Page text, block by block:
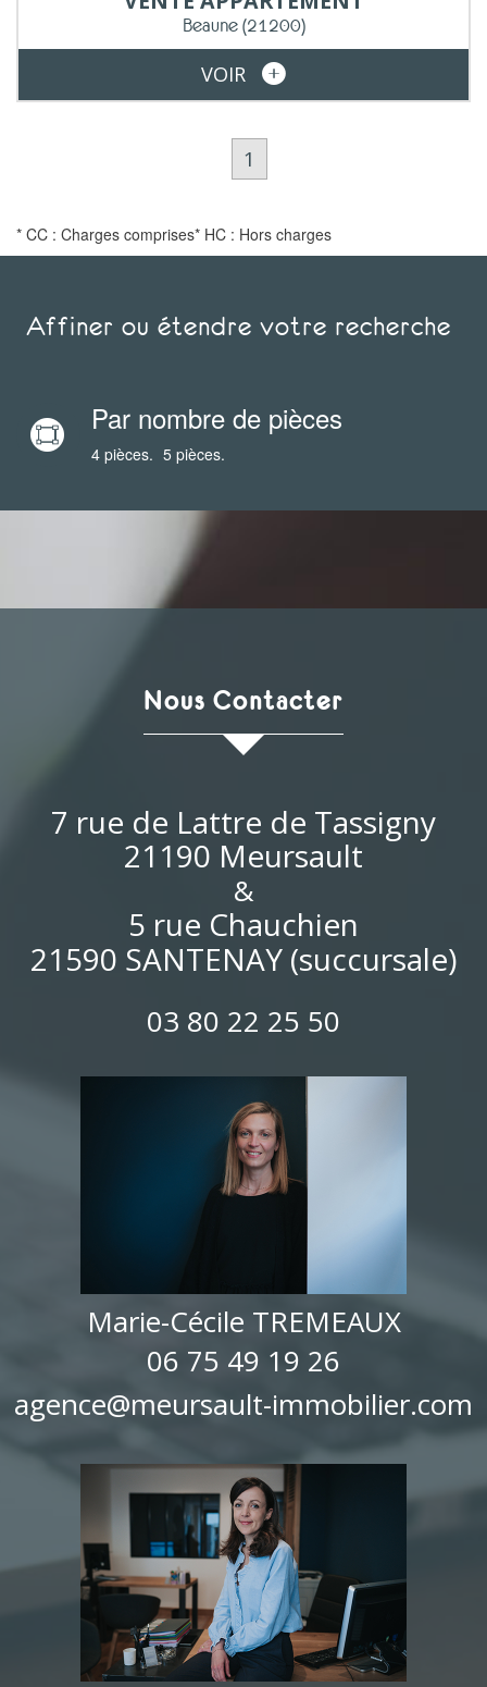
Beaune (21200)
VOIR
1
* CC : Charges comprises* HC : Hors charges
Affiner ou étendre votre recherche
Par nombre de pièces
4 pièces. 5 pièces.
Nous Contacter
7 rue de Lattre de Tassigny
21190 Meursault
&
5 rue Chauchien
21590 SANTENAY (succursale)
03 80 22 25 50
Marie-Cécile TREMEAUX
06 75 49 19 26
agence@meursault-immobilier.com